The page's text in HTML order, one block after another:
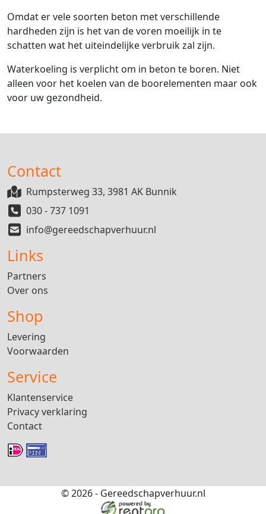
Omdat er vele soorten beton met verschillende
hardheden zijn is het van de voren moeilijk in te
schatten wat het uiteindelijke verbruik zal zijn.
Waterkoeling is verplicht om in beton te boren. Niet
alleen voor het koelen van de boorelementen maar ook
voor uw gezondheid.
Contact
Rumpsterweg 33, 3981 AK Bunnik
030 - 737 1091
info@gereedschapverhuur.nl
Links
Partners
Over ons
Shop
Levering
Voorwaarden
Service
Klantenservice
Privacy verklaring
Contact
© 2026 - Gereedschapverhuur.nl